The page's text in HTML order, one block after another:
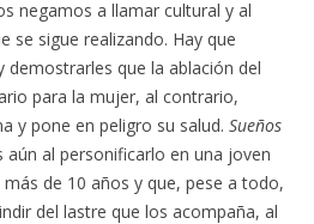
negamos a llamar cultural y al
se sigue realizando. Hay que
demostrarles que la ablación del
para la mujer, al contrario,
y pone en peligro su salud. Sueños
al personificarlo en una joven
de 10 años y que, pese a todo,
del lastre que los acompaña, al